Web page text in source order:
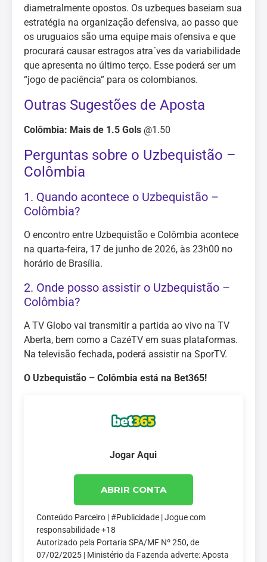
diametralmente opostos. Os uzbeques baseiam sua
estratégia na organização defensiva, ao passo que
os uruguaios são uma equipe mais ofensiva e que
procurará causar estragos atra´ves da variabilidade
que apresenta no último terço. Esse poderá ser um
“jogo de paciência” para os colombianos.
Outras Sugestões de Aposta
Colômbia: Mais de 1.5 Gols @1.50
Perguntas sobre o Uzbequistão –
Colômbia
1. Quando acontece o Uzbequistão –
Colômbia?
O encontro entre Uzbequistão e Colômbia acontece
na quarta-feira, 17 de junho de 2026, às 23h00 no
horário de Brasília.
2. Onde posso assistir o Uzbequistão –
Colômbia?
A TV Globo vai transmitir a partida ao vivo na TV
Aberta, bem como a CazéTV em suas plataformas.
Na televisão fechada, poderá assistir na SporTV.
O Uzbequistão – Colômbia está na Bet365!
Jogar Aqui
ABRIR CONTA
Conteúdo Parceiro | #Publicidade | Jogue com
responsabilidade +18
Autorizado pela Portaria SPA/MF Nº 250, de
07/02/2025 | Ministério da Fazenda adverte: Aposta